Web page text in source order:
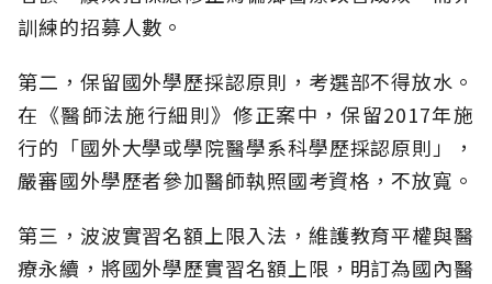
訓練的招募人數。
第二，保留國外學歷採認原則，考選部不得放水。
在《醫師法施行細則》修正案中，保留2017年施
行的「國外大學或學院醫學系科學歷採認原則」，
嚴審國外學歷者參加醫師執照國考資格，不放寬。
第三，波波實習名額上限入法，維護教育平權與醫
療永續，將國外學歷實習名額上限，明訂為國內醫